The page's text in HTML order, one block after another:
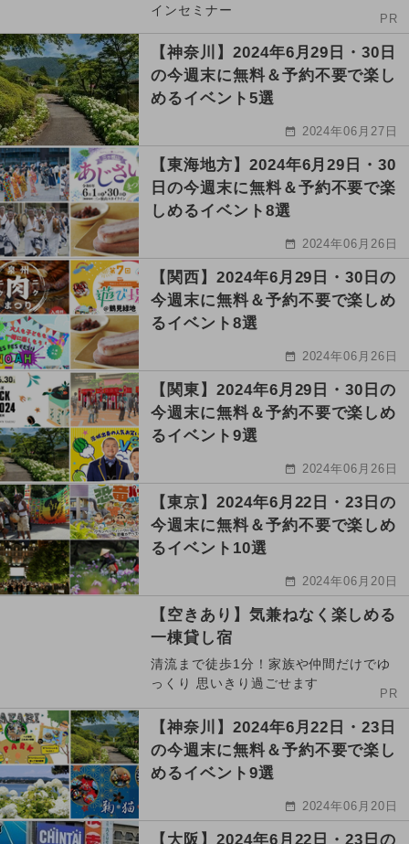
インセミナー
PR
【神奈川】2024年6月29日・30日
の今週末に無料＆予約不要で楽し
めるイベント5選
2024年06月27日
【東海地方】2024年6月29日・30
日の今週末に無料＆予約不要で楽
しめるイベント8選
2024年06月26日
【関西】2024年6月29日・30日の
今週末に無料＆予約不要で楽しめ
るイベント8選
2024年06月26日
【関東】2024年6月29日・30日の
今週末に無料＆予約不要で楽しめ
るイベント9選
2024年06月26日
【東京】2024年6月22日・23日の
今週末に無料＆予約不要で楽しめ
るイベント10選
2024年06月20日
【空きあり】気兼ねなく楽しめる
一棟貸し宿
清流まで徒歩1分！家族や仲間だけでゆ
っくり 思いきり過ごせます
PR
【神奈川】2024年6月22日・23日
の今週末に無料＆予約不要で楽し
めるイベント9選
2024年06月20日
【大阪】2024年6月22日・23日の